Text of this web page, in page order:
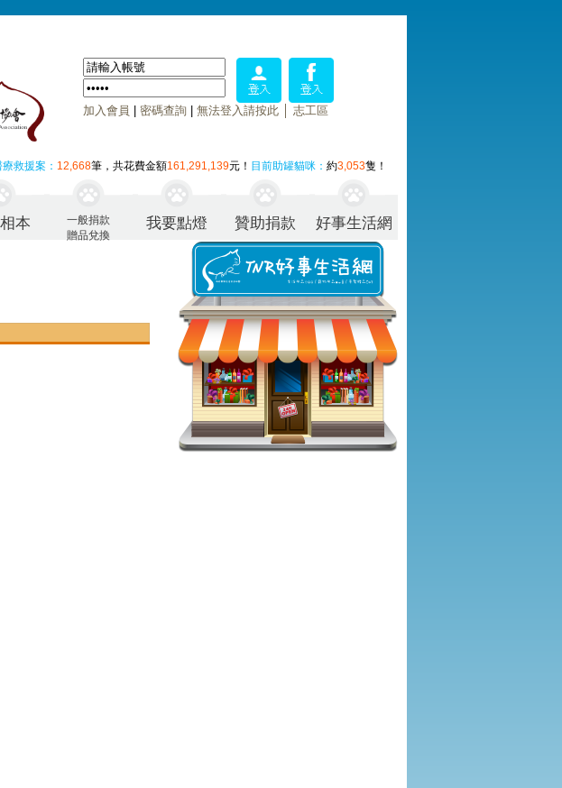
加入會員 密碼查詢| 無法登入請按此│ 志工區
救援案： 12,668筆，共花費金額161,291,139元！ 目前助罐貓咪： 約3,053隻！
本
一般捐款
贈品兌換
我要點燈 贊助捐款 好事生活網